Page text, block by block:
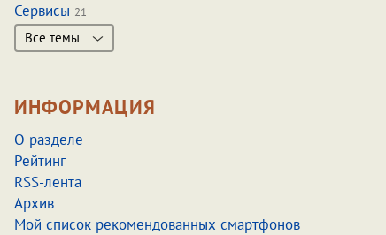
Сервисы 21
Все темы
ИНФОРМАЦИЯ
О разделе
Рейтинг
RSS-лента
Архив
Мой список рекомендованных смартфонов